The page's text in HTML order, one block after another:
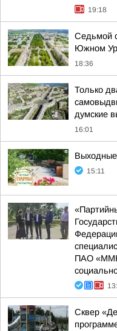
19:18
Седьмой
Южном
18:36
Только
думские
16:01
Выходные
15:11
ПАО
Сквер